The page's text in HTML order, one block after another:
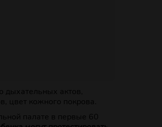
дыхательных актов,
цвет кожного покрова.
палате в первые 60